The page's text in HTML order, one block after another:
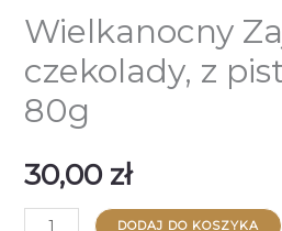
Wielkanocny
czekolady, z
80g
30,00 zł
ilość
DODAJ DO KOSZYKA